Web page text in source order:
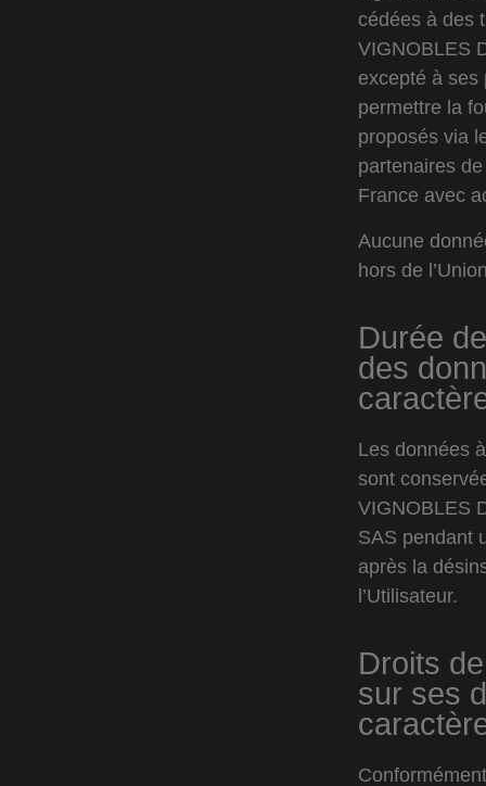
cédées à des
VIGNOBLES
excepté à ses
permettre la
proposés via
partenaires
France avec
Aucune
hors de
Durée
des
Les données
sont
VIGNOBLES
SAS pendant
après la
l’Utilisateur.
Droits
sur ses